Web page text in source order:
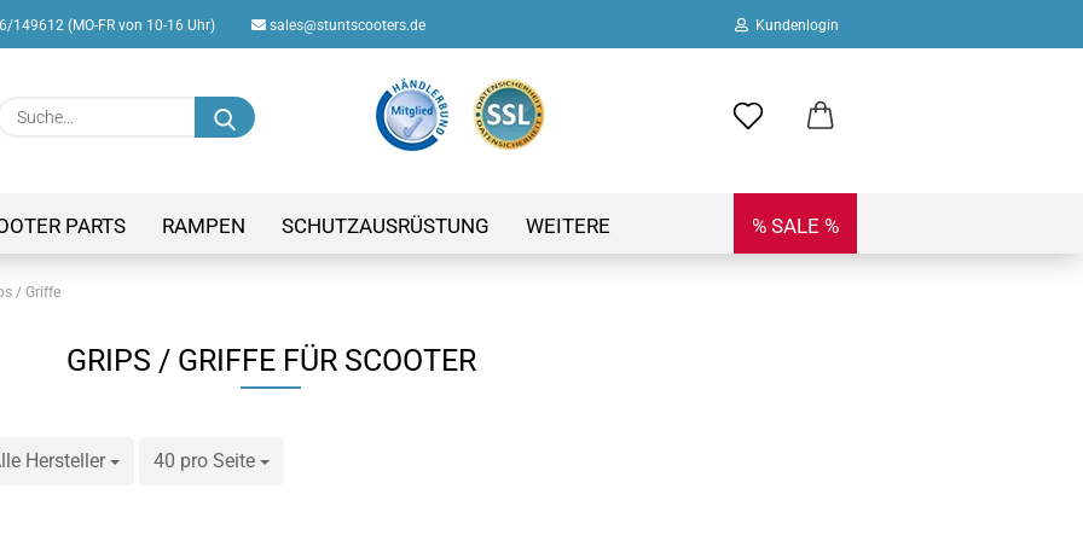
149612 (MO-FR von 10-16 Uhr) sales@stuntscooters.de Kundenlogin
Passwort
Suche...
PARTS RAMPEN SCHUTZAUSRÜSTUNG % SALE %
WEITERE
/ Griffe
GRIPS / GRIFFE FÜR SCOOTER
Hersteller
Seite 40 pro Seite
pro Seite